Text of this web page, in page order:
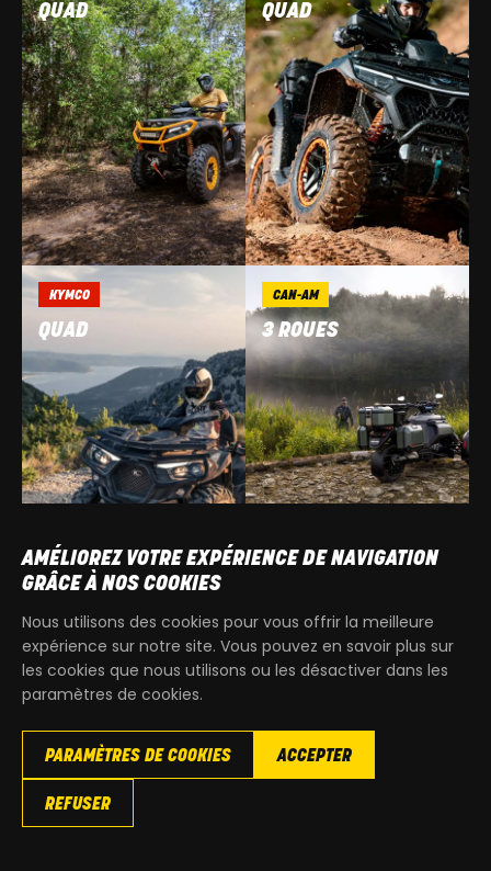
QUAD QUAD
KYMCO
QUAD
CAN-AM
3 ROUES
CAN-AM
SSV
CFMOTO
SSV
AMÉLIOREZ VOTRE EXPÉRIENCE DE NAVIGATION
GRÂCE À NOS COOKIES
Nous utilisons des cookies pour vous offrir la meilleure
expérience sur notre site. Vous pouvez en savoir plus sur
les cookies que nous utilisons ou les désactiver dans les
paramètres de cookies.
PARAMÈTRES DE COOKIES ACCEPTER
REFUSER